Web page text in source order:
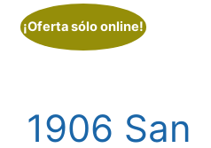
¡Oferta sólo online!
1906 San